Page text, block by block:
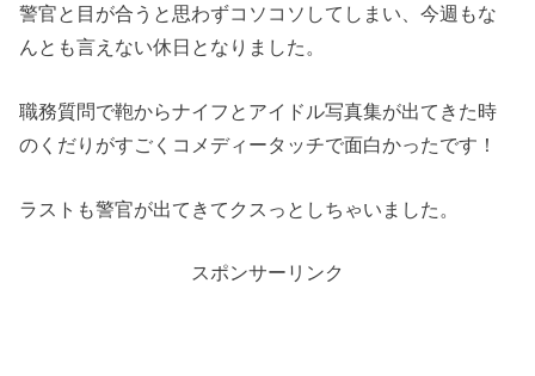
警官と目が合うと思わずコソコソしてしまい、今週もな
んとも言えない休日となりました。
職務質問で鞄からナイフとアイドル写真集が出てきた時
のくだりがすごくコメディータッチで面白かったです！
ラストも警官が出てきてクスっとしちゃいました。
スポンサーリンク